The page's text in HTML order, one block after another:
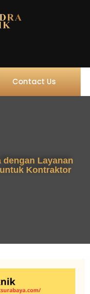
Contact Us
Layanan
Kontraktor